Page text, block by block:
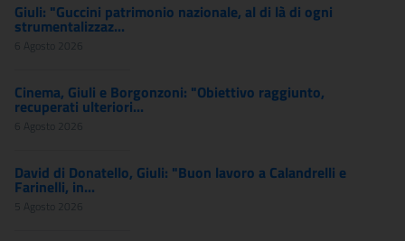
Giuli: "Guccini patrimonio nazionale, al di là di ogni
strumentalizzaz...
6 Agosto 2026
Cinema, Giuli e Borgonzoni: "Obiettivo raggiunto,
recuperati ulteriori...
6 Agosto 2026
David di Donatello, Giuli: "Buon lavoro a Calandrelli e
Farinelli, in...
5 Agosto 2026